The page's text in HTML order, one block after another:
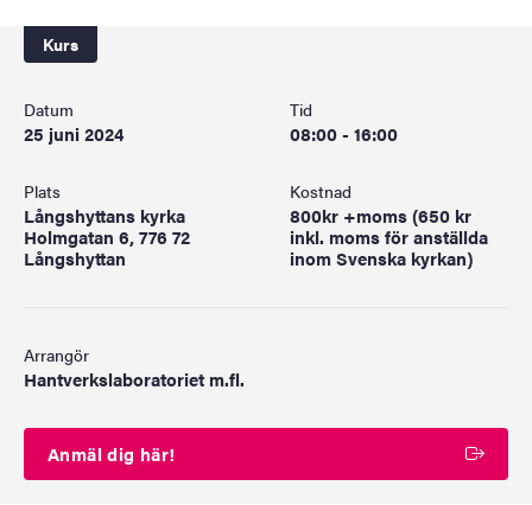
Kurs
Datum
25 juni 2024
Tid
08:00 - 16:00
Plats
Långshyttans kyrka
Holmgatan 6, 776 72
Långshyttan
Kostnad
800kr +moms (650 kr
inkl. moms för anställda
inom Svenska kyrkan)
Arrangör
Hantverkslaboratoriet m.fl.
Anmäl dig här!